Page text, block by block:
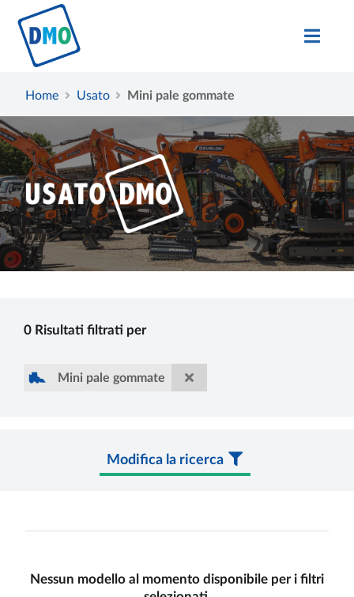
Home Usato Mini pale gommate
0 Risultati filtrati per
Mini pale gommate
Modifica la ricerca
Nessun modello al momento disponibile per i filtri